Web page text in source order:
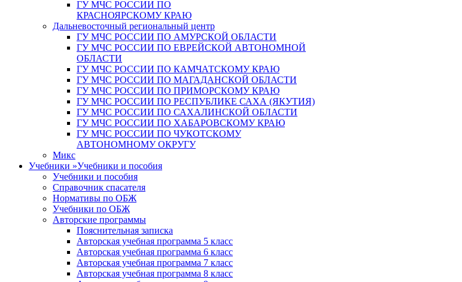
ГУ МЧС РОССИИ ПО
КРАСНОЯРСКОМУ КРАЮ
Дальневосточный региональный центр
ГУ МЧС РОССИИ ПО АМУРСКОЙ ОБЛАСТИ
ГУ МЧС РОССИИ ПО ЕВРЕЙСКОЙ АВТОНОМНОЙ
ОБЛАСТИ
ГУ МЧС РОССИИ ПО КАМЧАТСКОМУ КРАЮ
ГУ МЧС РОССИИ ПО МАГАДАНСКОЙ ОБЛАСТИ
ГУ МЧС РОССИИ ПО ПРИМОРСКОМУ КРАЮ
ГУ МЧС РОССИИ ПО РЕСПУБЛИКЕ САХА (ЯКУТИЯ)
ГУ МЧС РОССИИ ПО САХАЛИНСКОЙ ОБЛАСТИ
ГУ МЧС РОССИИ ПО ХАБАРОВСКОМУ КРАЮ
ГУ МЧС РОССИИ ПО ЧУКОТСКОМУ
АВТОНОМНОМУ ОКРУГУ
Микс
Учебники »Учебники и пособия
Учебники и пособия
Справочник спасателя
Нормативы по ОБЖ
Учебники по ОБЖ
Авторские программы
Пояснительная записка
Авторская учебная программа 5 класс
Авторская учебная программа 6 класс
Авторская учебная программа 7 класс
Авторская учебная программа 8 класс